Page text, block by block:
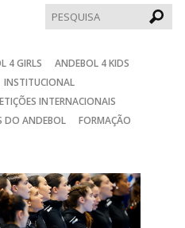
4 GIRLS
ANDEBOL 4 KIDS
INSTITUCIONAL
INTERNACIONAIS
DO ANDEBOL
FORMAÇÃO